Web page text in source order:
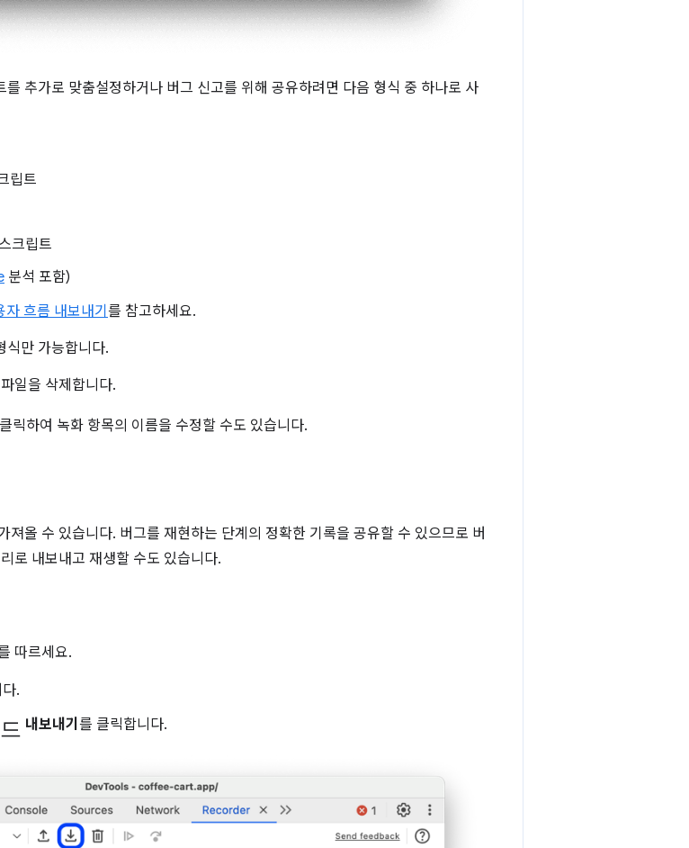
를 추가로 맞춤설정하거나 버그 신고를 위해 공유하려면 다음 형식 중 하나로 사
립트
크립트
분석 포함)
자 흐름 내보내기 를 참고하세요.
식만 가능합니다.
일을 삭제합니다.
릭하여 녹화 항목의 이름을 수정할 수도 있습니다.
져올 수 있습니다. 버그를 재현하는 단계의 정확한 기록을 공유할 수 있으므로 버
로 내보내고 재생할 수도 있습니다.
따르세요.
.
내보내기 를 클릭합니다.